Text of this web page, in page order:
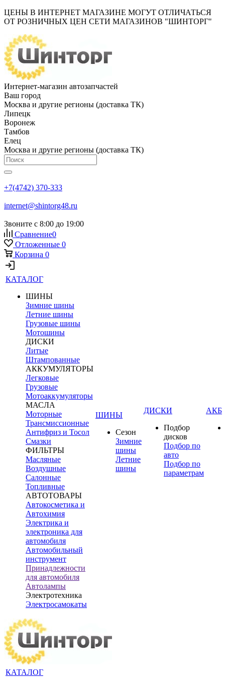
ЦЕНЫ В ИНТЕРНЕТ МАГАЗИНЕ МОГУТ ОТЛИЧАТЬСЯ
ОТ РОЗНИЧНЫХ ЦЕН СЕТИ МАГАЗИНОВ "ШИНТОРГ"
Интернет-магазин автозапчастей
Ваш город
Москва и другие регионы (доставка ТК)
Липецк
Воронеж
Тамбов
Елец
Москва и другие регионы (доставка ТК)
+7(4742) 370-333
internet@shintorg48.ru
Звоните с 8:00 до 19:00
Сравнение0
Отложенные 0
Корзина 0
КАТАЛОГ
ШИНЫ
Зимние шины
Летние шины
Грузовые шины
Мотошины
ДИСКИ
Литые
Штампованные
АККУМУЛЯТОРЫ
Легковые
Грузовые
Мотоаккумуляторы
МАСЛА
Моторные
Трансмиссионные
Антифриз и Тосол
Смазки
ФИЛЬТРЫ
Масляные
Воздушные
Салонные
Топливные
АВТОТОВАРЫ
Автокосметика и
Автохимия
Электрика и
электроника для
автомобиля
Автомобильный
инструмент
Принадлежности
для автомобиля
Автолампы
Электротехника
Электросамокаты
ШИНЫ
Сезон
Зимние
шины
Летние
шины
ДИСКИ
Подбор
дисков
Подбор по
авто
Подбор по
параметрам
АКБ
КАТАЛОГ